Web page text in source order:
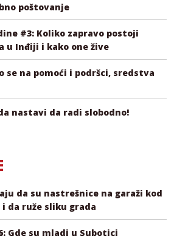
poštovanje
#3: Koliko zapravo postoji
u Inđiji i kako one žive
se na pomoći i podršci, sredstva
nastavi da radi slobodno!
da su nastrešnice na garaži kod
da ruže sliku grada
Gde su mladi u Subotici